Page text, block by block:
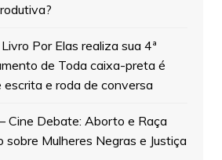
Por Elas realiza sua 4ª
de Toda caixa-preta é
escrita e roda de conversa
Cine Debate: Aborto e Raça
Mulheres Negras e Justiça